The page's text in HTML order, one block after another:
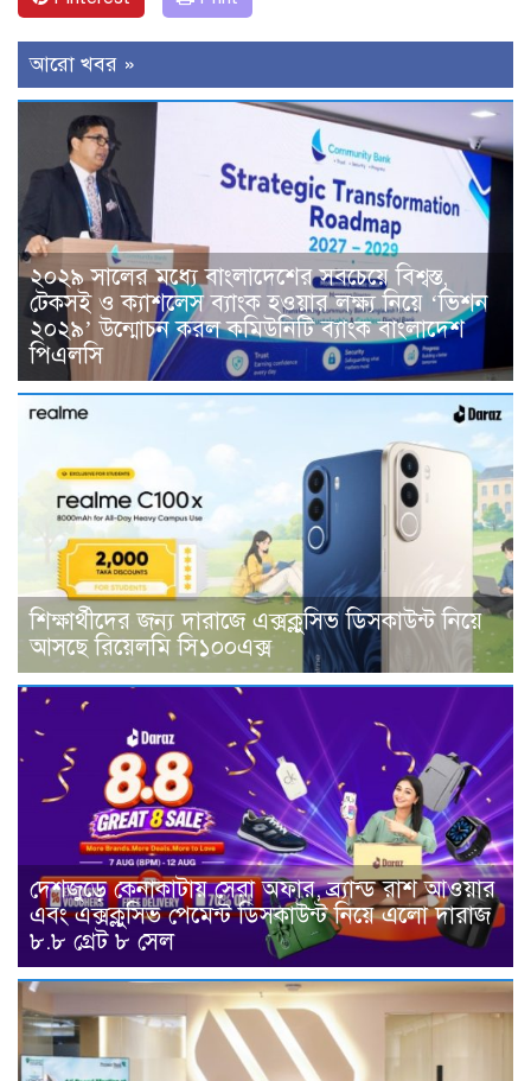
আরো খবর »
২০২৯ সালের মধ্যে বাংলাদেশের সবচেয়ে বিশ্বস্ত,
টেকসই ও ক্যাশলেস ব্যাংক হওয়ার লক্ষ্য নিয়ে ‘ভিশন
২০২৯’ উন্মোচন করল কমিউনিটি ব্যাংক বাংলাদেশ
পিএলসি
শিক্ষার্থীদের জন্য দারাজে এক্সক্লুসিভ ডিসকাউন্ট নিয়ে
আসছে রিয়েলমি সি১০০এক্স
দেশজুড়ে কেনাকাটায় সেরা অফার, ব্র্যান্ড রাশ আওয়ার
এবং এক্সক্লুসিভ পেমেন্ট ডিসকাউন্ট নিয়ে এলো দারাজ
৮.৮ গ্রেট ৮ সেল